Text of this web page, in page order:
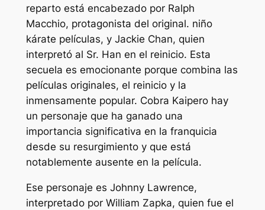
reparto está encabezado por Ralph
Macchio, protagonista del original. niño
kárate películas, y Jackie Chan, quien
interpretó al Sr. Han en el reinicio. Esta
secuela es emocionante porque combina las
películas originales, el reinicio y la
inmensamente popular. Cobra Kaipero hay
un personaje que ha ganado una
importancia significativa en la franquicia
desde su resurgimiento y que está
notablemente ausente en la película.
Ese personaje es Johnny Lawrence,
interpretado por William Zapka, quien fue el